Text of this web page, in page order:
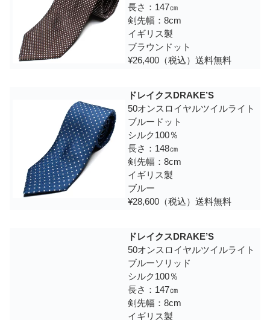
長さ：147㎝
剣先幅：8cm
イギリス製
ブラウンドット
¥26,400（税込）送料無料
ドレイクスDRAKE’S
50オンスロイヤルツイルライト
ブルードット
シルク100％
長さ：148㎝
剣先幅：8cm
イギリス製
ブルー
¥28,600（税込）送料無料
ドレイクスDRAKE’S
50オンスロイヤルツイルライト
ブルーソリッド
シルク100％
長さ：147㎝
剣先幅：8cm
イギリス製